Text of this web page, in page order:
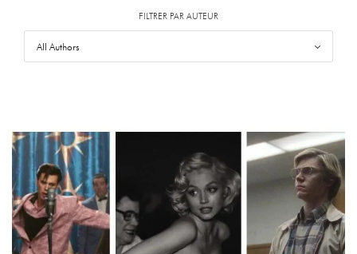
FILTRER PAR AUTEUR